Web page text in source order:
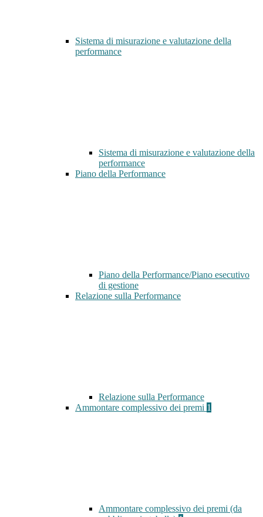
Sistema di misurazione e valutazione della
performance
Sistema di misurazione e valutazione della
performance
Piano della Performance
Piano della Performance/Piano esecutivo
di gestione
Relazione sulla Performance
Relazione sulla Performance
Ammontare complessivo dei premi 1
Ammontare complessivo dei premi (da